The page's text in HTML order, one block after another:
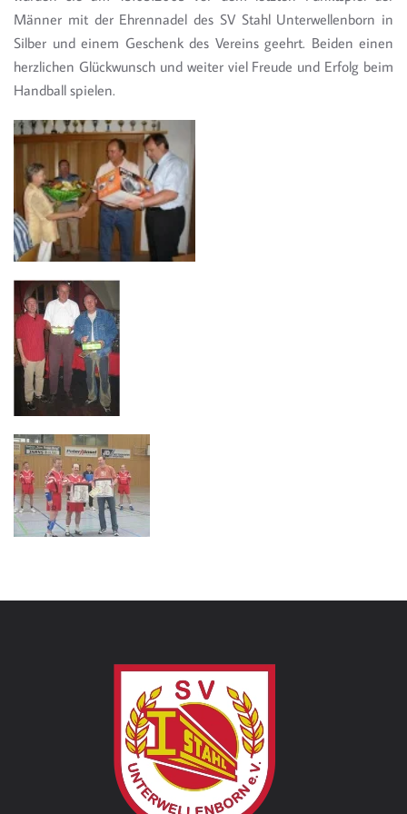
Männer mit der Ehrennadel des SV Stahl Unterwellenborn in
Silber und einem Geschenk des Vereins geehrt. Beiden einen
herzlichen Glückwunsch und weiter viel Freude und Erfolg beim
Handball spielen.